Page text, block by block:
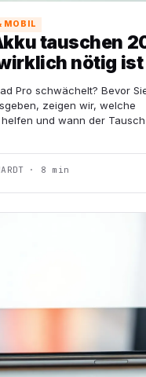
MOBIL
tauschen
nötig ist
Pro schwächelt? Bevor
zeigen wir, welche
und wann der
· 8 min